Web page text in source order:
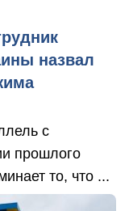
назвал
с
прошлого
то, что ...